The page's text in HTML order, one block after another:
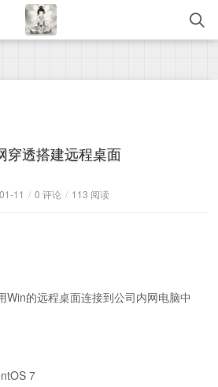
穿透搭建远程桌面
11 / 0 评论 / 113 阅读
Win的远程桌面连接到公司内网电脑中
7